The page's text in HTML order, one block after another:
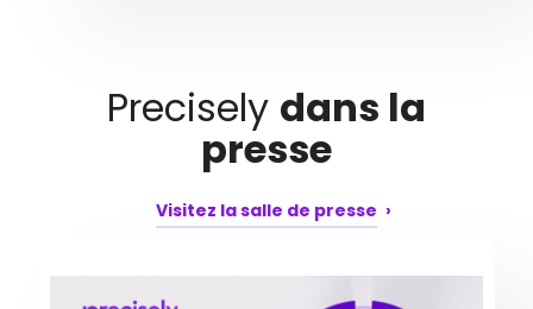
Precisely dans la
presse
Visitez la salle de presse